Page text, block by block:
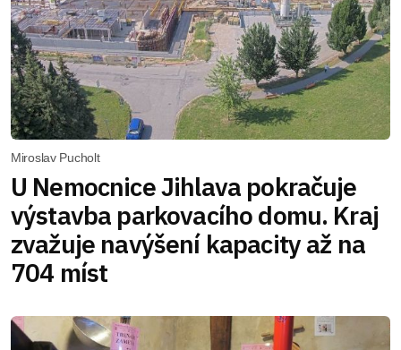
Miroslav Pucholt
U Nemocnice Jihlava pokračuje
výstavba parkovacího domu. Kraj
zvažuje navýšení kapacity až na
704 míst